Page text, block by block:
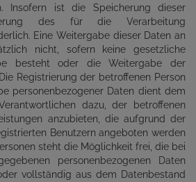
Insofern ist die Speicherung dieser
des für die Verarbeitung
Eine Weitergabe dieser Daten an
nicht, sofern keine gesetzliche
besteht oder die Weitergabe der
Registrierung der betroffenen Person
personenbezogener Daten dient dem
dazu, der betroffenen
anzubieten, die aufgrund der
Benutzern angeboten werden
steht die Möglichkeit frei, die bei
personenbezogenen Daten
vollständig aus dem Datenbestand